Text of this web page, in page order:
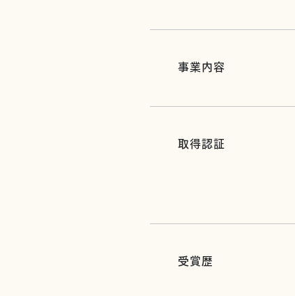
事業内容
取得認証
受賞歴